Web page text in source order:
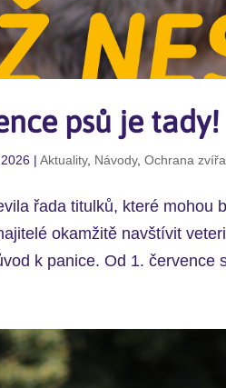
psů je tady!
|Aktuality, Návody,Ochrana
řada titulků, které mohou
okamžitě navštívit
k panice. Od 1. července